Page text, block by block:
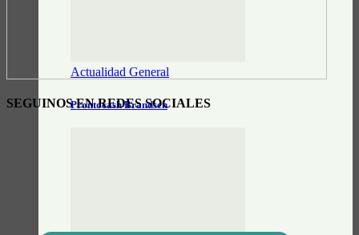
Actualidad General
Prontocash Brandsen
SEGUINOS EN REDES SOCIALES